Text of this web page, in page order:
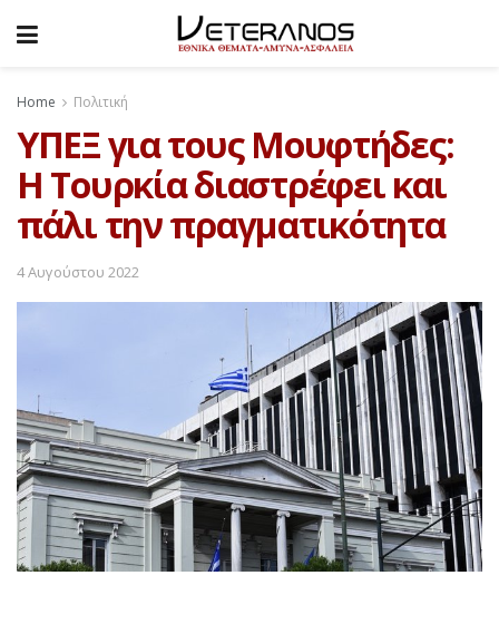
Home Πολιτική
ΥΠΕΞ για τους Μουφτήδες:
Η Τουρκία διαστρέφει και
πάλι την πραγματικότητα
4 Αυγούστου 2022